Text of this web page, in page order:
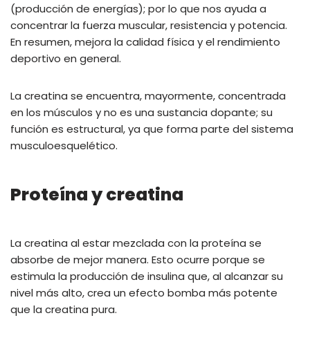
(producción de energías); por lo que nos ayuda a
concentrar la fuerza muscular, resistencia y potencia.
En resumen, mejora la calidad física y el rendimiento
deportivo en general.
La creatina se encuentra, mayormente, concentrada
en los músculos y no es una sustancia dopante; su
función es estructural, ya que forma parte del sistema
musculoesquelético.
Proteína y creatina
La creatina al estar mezclada con la proteína se
absorbe de mejor manera. Esto ocurre porque se
estimula la producción de insulina que, al alcanzar su
nivel más alto, crea un efecto bomba más potente
que la creatina pura.